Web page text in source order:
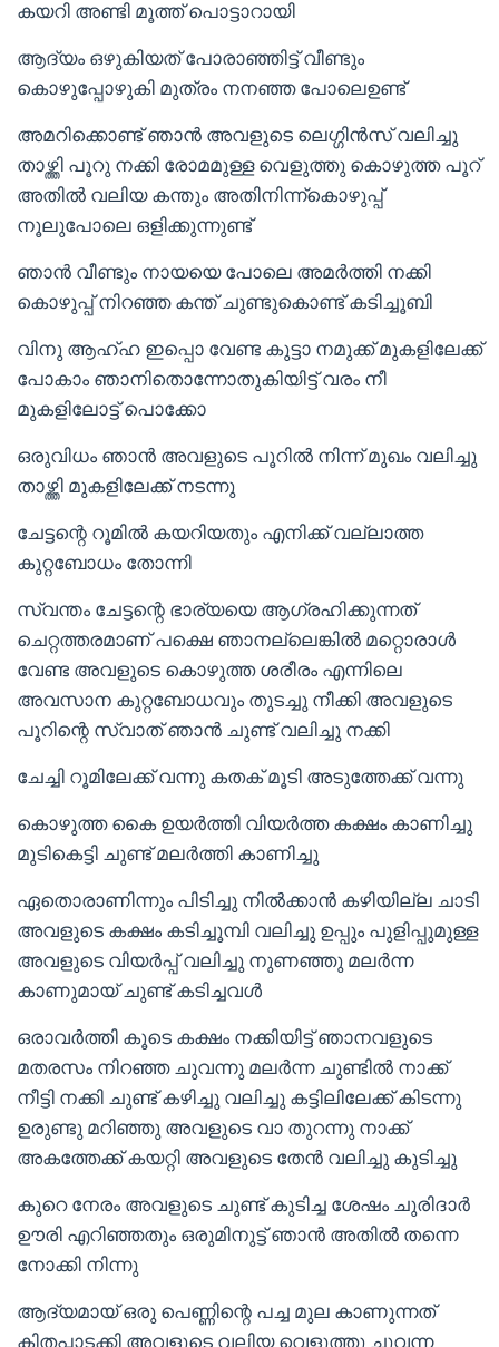
കയറി അണ്ടി മൂത്ത് പൊട്ടാറായി
ആദ്യം ഒഴുകിയത് പോരാഞ്ഞിട്ട് വീണ്ടും
കൊഴുപ്പോഴുകി മുത്രം നനഞ്ഞ പോലെഉണ്ട്
അമറിക്കൊണ്ട് ഞാൻ അവളുടെ ലെഗ്ഗിൻസ് വലിച്ചു
താഴ്ത്തി പൂറു നക്കി രോമമുള്ള വെളുത്തു കൊഴുത്ത പൂറ്
അതിൽ വലിയ കന്തും അതിനിന്ന്കൊഴുപ്പ്
നൂലുപോലെ ഒളിക്കുന്നുണ്ട്
ഞാൻ വീണ്ടും നായയെ പോലെ അമർത്തി നക്കി
കൊഴുപ്പ് നിറഞ്ഞ കന്ത് ചുണ്ടുകൊണ്ട് കടിച്ചൂബി
വിനു ആഹ്ഹ ഇപ്പൊ വേണ്ട കുട്ടാ നമുക്ക് മുകളിലേക്ക്
പോകാം ഞാനിതൊന്നോതുകിയിട്ട് വരം നീ
മുകളിലോട്ട് പൊക്കോ
ഒരുവിധം ഞാൻ അവളുടെ പൂറിൽ നിന്ന് മുഖം വലിച്ചു
താഴ്ത്തി മുകളിലേക്ക് നടന്നു
ചേട്ടന്റെ റൂമിൽ കയറിയതും എനിക്ക് വല്ലാത്ത
കുറ്റബോധം തോന്നി
സ്വന്തം ചേട്ടന്റെ ഭാര്യയെ ആഗ്രഹിക്കുന്നത്
ചെറ്റത്തരമാണ് പക്ഷെ ഞാനല്ലെങ്കിൽ മറ്റൊരാൾ
വേണ്ട അവളുടെ കൊഴുത്ത ശരീരം എന്നിലെ
അവസാന കുറ്റബോധവും തുടച്ചു നീക്കി അവളുടെ
പൂറിന്റെ സ്വാത് ഞാൻ ചുണ്ട് വലിച്ചു നക്കി
ചേച്ചി റൂമിലേക്ക് വന്നു കതക് മൂടി അടുത്തേക്ക് വന്നു
കൊഴുത്ത കൈ ഉയർത്തി വിയർത്ത കക്ഷം കാണിച്ചു
മുടികെട്ടി ചുണ്ട് മലർത്തി കാണിച്ചു
ഏതൊരാണിന്നും പിടിച്ചു നിൽക്കാൻ കഴിയില്ല ചാടി
അവളുടെ കക്ഷം കടിച്ചൂമ്പി വലിച്ചു ഉപ്പും പുളിപ്പുമുള്ള
അവളുടെ വിയർപ്പ് വലിച്ചു നുണഞ്ഞു മലർന്ന
കാണുമായ് ചുണ്ട് കടിച്ചവൾ
ഒരാവർത്തി കൂടെ കക്ഷം നക്കിയിട്ട് ഞാനവളുടെ
മതരസം നിറഞ്ഞ ചുവന്നു മലർന്ന ചുണ്ടിൽ നാക്ക്
നീട്ടി നക്കി ചുണ്ട് കഴിച്ചു വലിച്ചു കട്ടിലിലേക്ക് കിടന്നു
ഉരുണ്ടു മറിഞ്ഞു അവളുടെ വാ തുറന്നു നാക്ക്
അകത്തേക്ക് കയറ്റി അവളുടെ തേൻ വലിച്ചു കുടിച്ചു
കുറെ നേരം അവളുടെ ചുണ്ട് കുടിച്ച ശേഷം ചുരിദാർ
ഊരി എറിഞ്ഞതും ഒരുമിനുട്ട് ഞാൻ അതിൽ തന്നെ
നോക്കി നിന്നു
ആദ്യമായ് ഒരു പെണ്ണിന്റെ പച്ച മുല കാണുന്നത്
കിതപ്പാടക്കി അവളുടെ വലിയ വെളുത്തു ചുവന്ന